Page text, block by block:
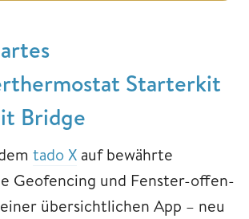
Starterkit
Bridge
tado X auf bewährte
Geofencing und Fenster-offen-
übersichtlichen App – neu